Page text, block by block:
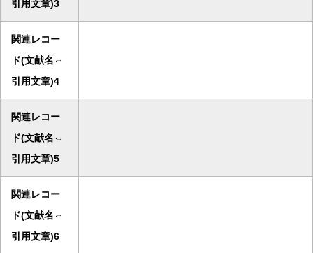
引用文章)3
関連レコー
ド(文献名⇔
引用文章)4
関連レコー
ド(文献名⇔
引用文章)5
関連レコー
ド(文献名⇔
引用文章)6